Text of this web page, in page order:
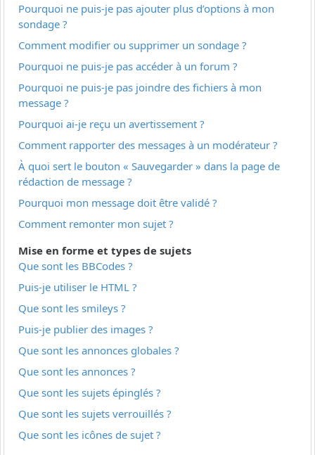
Pourquoi ne puis-je pas ajouter plus d’options à mon
sondage ?
Comment modifier ou supprimer un sondage ?
Pourquoi ne puis-je pas accéder à un forum ?
Pourquoi ne puis-je pas joindre des fichiers à mon
message ?
Pourquoi ai-je reçu un avertissement ?
Comment rapporter des messages à un modérateur ?
À quoi sert le bouton « Sauvegarder » dans la page de
rédaction de message ?
Pourquoi mon message doit être validé ?
Comment remonter mon sujet ?
Mise en forme et types de sujets
Que sont les BBCodes ?
Puis-je utiliser le HTML ?
Que sont les smileys ?
Puis-je publier des images ?
Que sont les annonces globales ?
Que sont les annonces ?
Que sont les sujets épinglés ?
Que sont les sujets verrouillés ?
Que sont les icônes de sujet ?